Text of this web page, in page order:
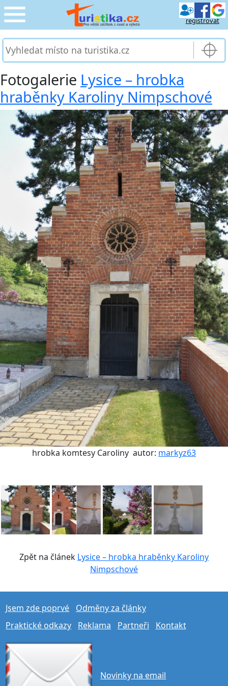
registrovat
CESTOVÁNÍ
PRO TURISTY ›
MOJE TURISTIKA ›
Fotogalerie Lysice – hrobka
hraběnky Karoliny Nimpschové
hrobka komtesy Caroliny autor: markyz63
Zpět na článek Lysice – hrobka hraběnky Karoliny
Nimpschové
Jsem zde poprvé
Odměny za články
Praktické odkazy
Reklama Partneři Kontakt
Novinky na email